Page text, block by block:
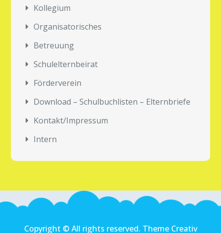
Kollegium
Organisatorisches
Betreuung
Schulelternbeirat
Förderverein
Download – Schulbuchlisten – Elternbriefe
Kontakt/Impressum
Intern
Copyright © All rights reserved. Theme Creativ